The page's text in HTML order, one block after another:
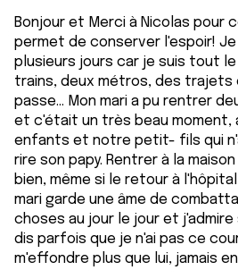
Bonjour et Merci à Nicolas pour
permet de conserver l'espoir!
plusieurs jours car je suis tout
trains, deux métros, des trajets
passe... Mon mari a pu rentrer
et c'était un très beau moment,
enfants et notre petit- fils qui
rire son papy. Rentrer à la
bien, même si le retour à
mari garde une âme de
choses au jour le jour et j'admire
dis parfois que je n'ai pas ce
m'effondre plus que lui, jamais